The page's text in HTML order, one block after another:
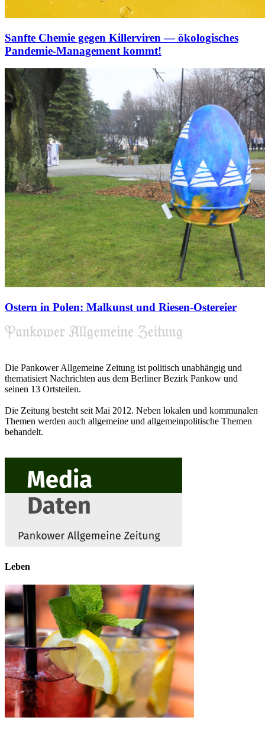
Sanfte Chemie gegen Killerviren — ökologisches
Pandemie-Management kommt!
Ostern in Polen: Malkunst und Riesen-Ostereier
Die Pankower Allgemeine Zeitung ist politisch unabhängig und
thematisiert Nachrichten aus dem Berliner Bezirk Pankow und
seinen 13 Ortsteilen.
Die Zeitung besteht seit Mai 2012. Neben lokalen und kommunalen
Themen werden auch allgemeine und allgemeinpolitische Themen
behandelt.
Leben